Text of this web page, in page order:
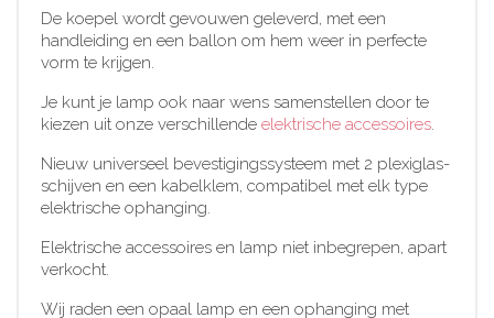
De koepel wordt gevouwen geleverd, met een
handleiding en een ballon om hem weer in perfecte
vorm te krijgen.
Je kunt je lamp ook naar wens samenstellen door te
kiezen uit onze verschillende elektrische accessoires.
Nieuw universeel bevestigingssysteem met 2 plexiglas-
schijven en een kabelklem, compatibel met elk type
elektrische ophanging.
Elektrische accessoires en lamp niet inbegrepen, apart
verkocht.
Wij raden een opaal lamp en een ophanging met